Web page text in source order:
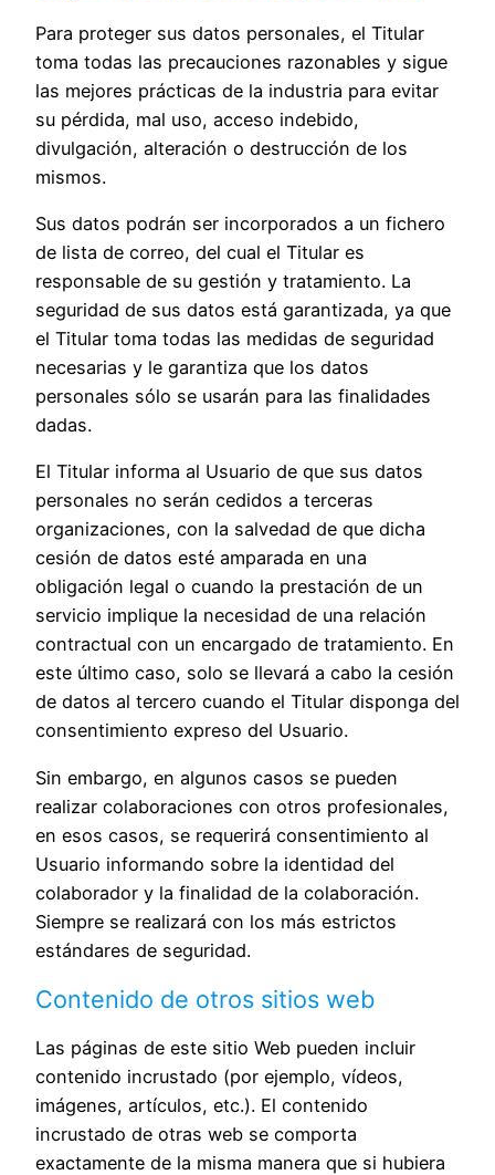
Para proteger sus datos personales, el Titular
toma todas las precauciones razonables y sigue
las mejores prácticas de la industria para evitar
su pérdida, mal uso, acceso indebido,
divulgación, alteración o destrucción de los
mismos.
Sus datos podrán ser incorporados a un fichero
de lista de correo, del cual el Titular es
responsable de su gestión y tratamiento. La
seguridad de sus datos está garantizada, ya que
el Titular toma todas las medidas de seguridad
necesarias y le garantiza que los datos
personales sólo se usarán para las finalidades
dadas.
El Titular informa al Usuario de que sus datos
personales no serán cedidos a terceras
organizaciones, con la salvedad de que dicha
cesión de datos esté amparada en una
obligación legal o cuando la prestación de un
servicio implique la necesidad de una relación
contractual con un encargado de tratamiento. En
este último caso, solo se llevará a cabo la cesión
de datos al tercero cuando el Titular disponga del
consentimiento expreso del Usuario.
Sin embargo, en algunos casos se pueden
realizar colaboraciones con otros profesionales,
en esos casos, se requerirá consentimiento al
Usuario informando sobre la identidad del
colaborador y la finalidad de la colaboración.
Siempre se realizará con los más estrictos
estándares de seguridad.
Contenido de otros sitios web
Las páginas de este sitio Web pueden incluir
contenido incrustado (por ejemplo, vídeos,
imágenes, artículos, etc.). El contenido
incrustado de otras web se comporta
exactamente de la misma manera que si hubiera